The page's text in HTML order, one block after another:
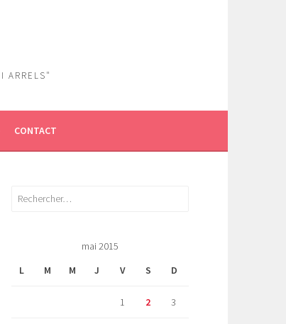
ARRELS"
CONTACT
Rechercher :
mai 2015
L
M M J V S D
1 2 3